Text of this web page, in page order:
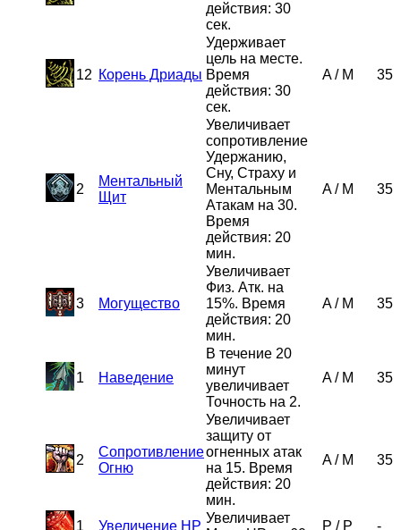
действия: 30
сек.
12 Корень Дриады
Удерживает
цель на месте.
Время
действия: 30
сек.
A/ M 35
2
Ментальный
Щит
Увеличивает
сопротивление
Удержанию,
Сну, Страху и
Ментальным
Атакам на 30.
Время
действия: 20
мин.
A/ M 35
3 Могущество
Увеличивает
Физ. Атк. на
15%. Время
действия: 20
мин.
A/ M 35
1 Наведение
В течение 20
минут
увеличивает
Точность на 2.
A/ M 35
2
Сопротивление
Огню
Увеличивает
защиту от
огненных атак
на 15. Время
действия: 20
мин.
A/ M 35
1 Увеличение HP
Увеличивает
P / P -